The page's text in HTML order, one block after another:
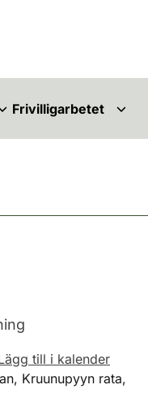
Frivilligarbetet
till i kalender
Kruunupyyn rata,